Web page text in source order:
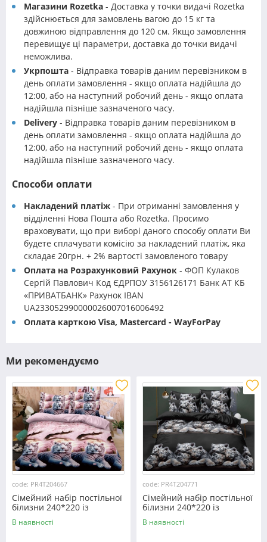
Магазини Rozetka - Доставка у точки видачі Rozetka
здійснюється для замовлень вагою до 15 кг та
довжиною відправлення до 120 см. Якщо замовлення
перевищує ці параметри, доставка до точки видачі
неможлива.
Укрпошта - Відправка товарів даним перевізником в
день оплати замовлення - якщо оплата надійшла до
12:00, або на наступний робочий день - якщо оплата
надійшла пізніше зазначеного часу.
Delivery - Відправка товарів даним перевізником в
день оплати замовлення - якщо оплата надійшла до
12:00, або на наступний робочий день - якщо оплата
надійшла пізніше зазначеного часу.
Способи оплати
Накладений платіж - При отриманні замовлення у
відділенні Нова Пошта або Rozetka. Просимо
враховувати, що при виборі даного способу оплати Ви
будете сплачувати комісію за накладений платіж, яка
складає 20грн. + 2% вартості замовленого товару
Оплата на Розрахунковий Рахунок - ФОП Кулаков
Сергій Павлович Код ЄДРПОУ 3156126171 Банк АТ КБ
«ПРИВАТБАНК» Рахунок IBAN
UA233052990000026007016006492
Оплата карткою Visa, Mastercard - WayForPay
Ми рекомендуємо
code: PR4T204667
Сімейний набір постільної
білизни 240*220 із
полікотону №204667
Черешенька™
В наявності
code: PR4T204771
Сімейний набір постільної
білизни 240*220 із
полікотону №204771
Черешенька™
В наявності